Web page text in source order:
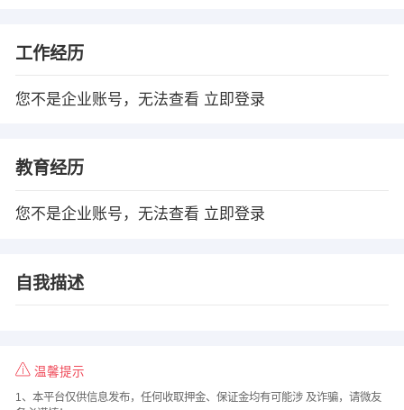
工作经历
您不是企业账号，无法查看 立即登录
教育经历
您不是企业账号，无法查看 立即登录
自我描述
温馨提示
1、本平台仅供信息发布，任何收取押金、保证金均有可能涉 及诈骗，请微友